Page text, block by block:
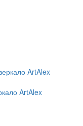
ArtAlex